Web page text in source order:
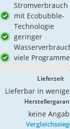
Stromverbrauch
mit Ecobubble-
Technologie
geringer
viele Programme
Lieferzeit
Lieferbar in
keine